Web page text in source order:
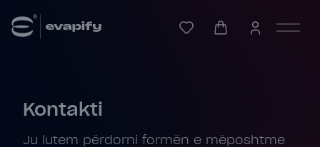
Kontakti
Ju lutem përdorni formën e mëposhtme